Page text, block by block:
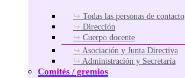
Todas las personas de contacto
Dirección
Cuerpo docente
Asociación y Junta Directiva
Administración y Secretaría
Comités / gremios